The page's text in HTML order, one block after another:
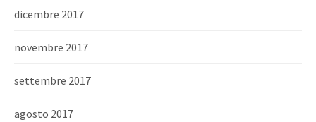
dicembre 2017
novembre 2017
settembre 2017
agosto 2017